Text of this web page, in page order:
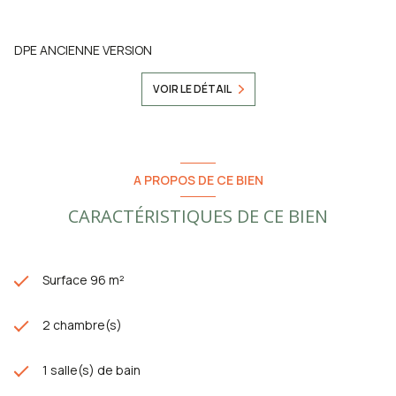
DPE ANCIENNE VERSION
VOIR LE DÉTAIL
A PROPOS DE CE BIEN
CARACTÉRISTIQUES DE CE BIEN
Surface 96 m²
2 chambre(s)
1 salle(s) de bain